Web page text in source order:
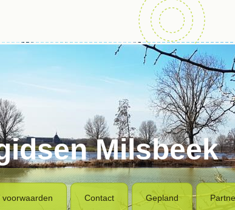
Milsbeek
voorwaarden Contact Gepland